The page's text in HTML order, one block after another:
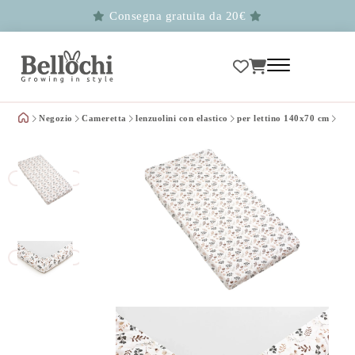
Consegna gratuita da 20€
Negozio Cameretta lenzuolini con elastico per lettino 140x70 cm